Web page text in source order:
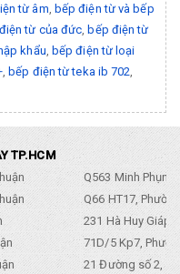
từ âm, bếp điện từ và bếp
từ của đức, bếp điện từ
khẩu, bếp điện từ loại
, bếp điện từ teka ib 702,
TP.HCM
Q563 Minh
Q66 HT17,
231 Hà Huy Giáp,
71D/5 Kp7,
21 Đường số 2,